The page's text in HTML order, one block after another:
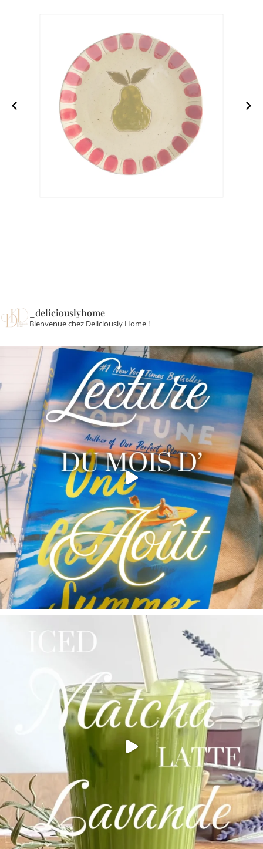
_deliciouslyhome
Bienvenue chez Deliciously Home !